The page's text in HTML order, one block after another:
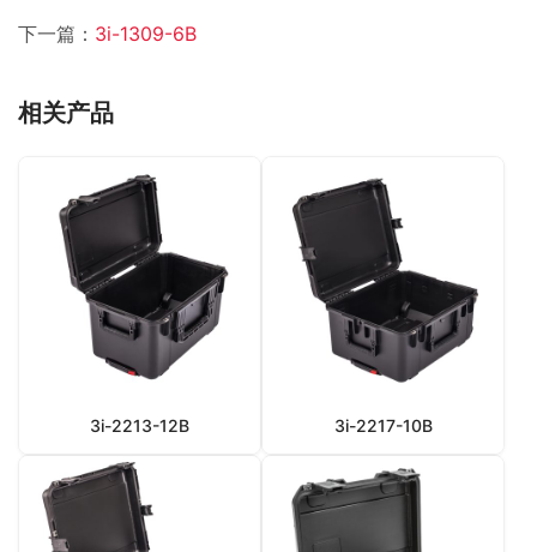
下一篇： 3i-1309-6B
相关产品
3i-2213-12B 3i-2217-10B